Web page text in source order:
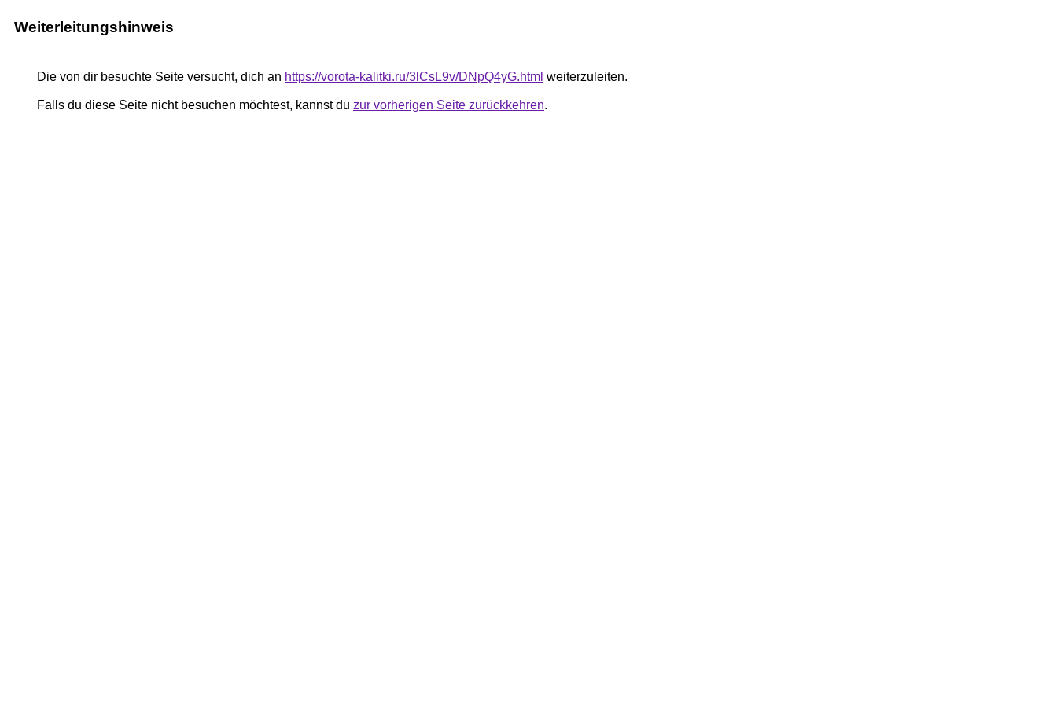
Weiterleitungshinweis
Die von dir besuchte Seite versucht, dich an https://vorota-kalitki.ru/3lCsL9v/DNpQ4yG.html weiterzuleiten.
Falls du diese Seite nicht besuchen möchtest, kannst du zur vorherigen Seite zurückkehren.